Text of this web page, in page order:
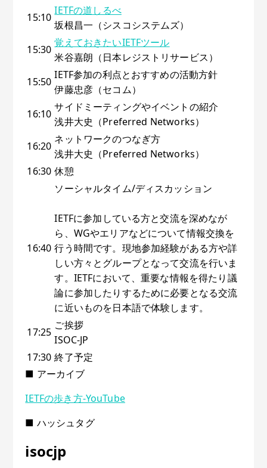
15:10
IETFの道しるべ
坂根昌一（シスコシステムズ）
15:30
覚えておきたいIETFツール
米谷嘉朗（日本レジストリサービス）
15:50
IETF参加の利点とおすすめの活動方針
伊藤忠彦（セコム）
16:10
サイドミーティングやイベントの紹介
浅井大史（Preferred Networks）
16:20
ネットワークのつなぎ方
浅井大史（Preferred Networks）
16:30 休憩
16:40
ソーシャルタイム/ディスカッション
IETFに参加している方と交流を深めなが
ら、WGやエリアなどについて情報交換を
行う時間です。現地参加経験がある方や詳
しい方々とグループとなって交流を行いま
す。IETFにおいて、重要な情報を得たり議
論に参加したりするために必要となる交流
に近いものを日本語で体験します。
17:25
ご挨拶
ISOC-JP
17:30 終了予定
■ アーカイブ
IETFの歩き方-YouTube
■ ハッシュタグ
isocjp